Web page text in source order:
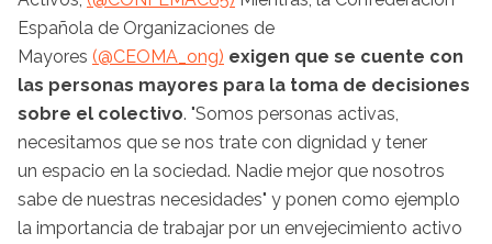
Española de Organizaciones de
Mayores (@CEOMA_ong) exigen que se cuente con
las personas mayores para la toma de decisiones
sobre el colectivo. "Somos personas activas,
necesitamos que se nos trate con dignidad y tener
un espacio en la sociedad. Nadie mejor que nosotros
sabe de nuestras necesidades" y ponen como ejemplo
la importancia de trabajar por un envejecimiento activo